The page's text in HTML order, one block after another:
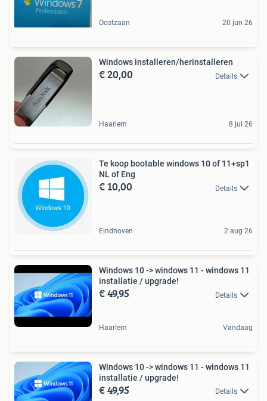
Oostzaan 20 jun 26
Windows installeren/herinstalleren
€ 20,00 Details
Haarlem 8 jul 26
Te koop bootable windows 10 of 11+sp1
NL of Eng
€ 10,00 Details
Eindhoven 2 aug 26
Windows 10 -> windows 11 - windows 11
installatie / upgrade!
€ 49,95 Details
Haarlem Vandaag
Windows 10 -> windows 11 - windows 11
installatie / upgrade!
€ 49,95 Details